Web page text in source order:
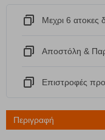
Μεχρι 6 ατοκες
Αποστόλη &
Eπιστροφές
Περιγραφή